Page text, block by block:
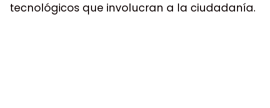
tecnológicos que involucran a la ciudadanía.